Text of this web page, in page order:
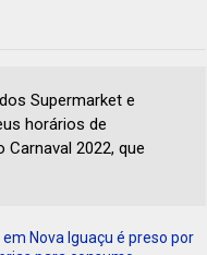
Supermarket e
horários de
2022, que
Nova Iguaçu é preso por